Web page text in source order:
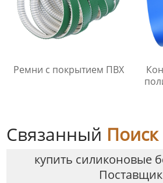
Ремни с покрытием ПВХ
Связанный Поиск
купить силиконовые
Поставщик